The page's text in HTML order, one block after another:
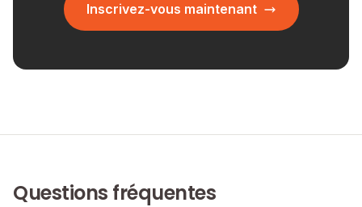
Inscrivez-vous maintenant
Questions fréquentes